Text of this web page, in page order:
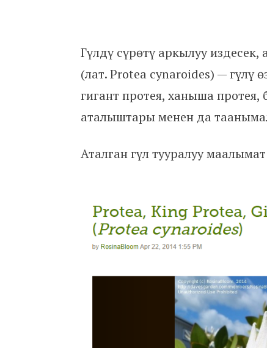
Гүлдү сүрөтү аркылуу
(лат. Protea cynaroides) — гүлү
гигант протея, ханыша
аталыштары менен да
Аталган гүл тууралуу маалымат